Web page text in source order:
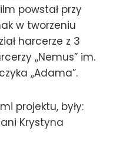
powstał przy
w tworzeniu
harcerze z 3
,,Nemus” im.
,,Adama”.
projektu, były:
Krystyna